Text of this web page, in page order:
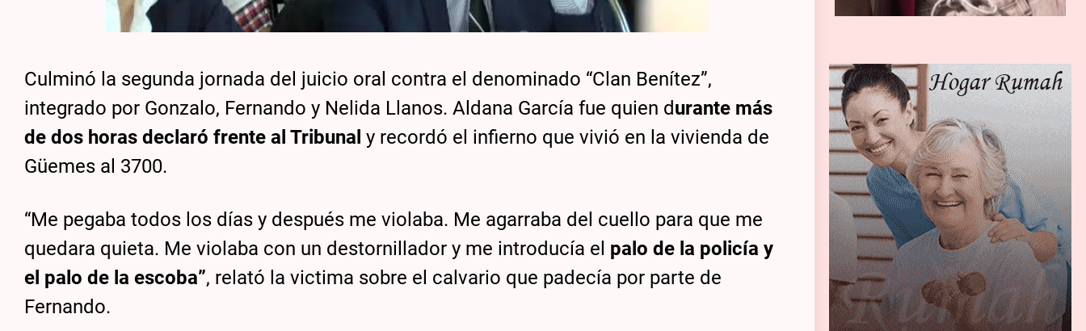
Culminó la segunda jornada del juicio oral contra el denominado “Clan Benítez”,
integrado por Gonzalo, Fernando y Nelida Llanos. Aldana García fue quien durante más
de dos horas declaró frente al Tribunal y recordó el infierno que vivió en la vivienda de
Güemes al 3700.
“Me pegaba todos los días y después me violaba. Me agarraba del cuello para que me
quedara quieta. Me violaba con un destornillador y me introducía el palo de la policía y
el palo de la escoba”, relató la victima sobre el calvario que padecía por parte de
Fernando.